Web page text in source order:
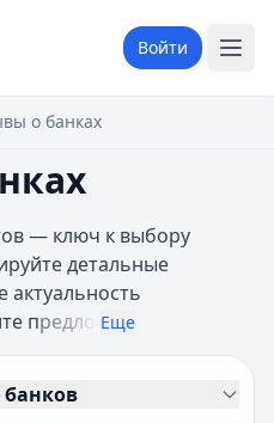
Войти
о банках
— ключ к выбору
детальные
предло Еще